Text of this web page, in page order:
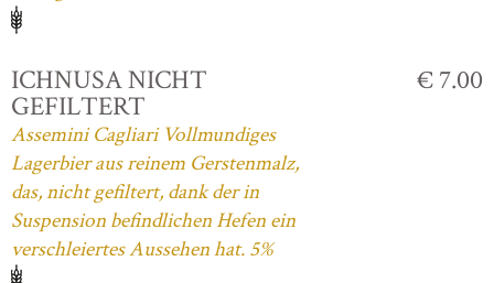
ICHNUSA NICHT
GEFILTERT
Assemini Cagliari Vollmundiges
Lagerbier aus reinem Gerstenmalz,
das, nicht gefiltert, dank der in
Suspension befindlichen Hefen ein
verschleiertes Aussehen hat. 5%
€ 7.00